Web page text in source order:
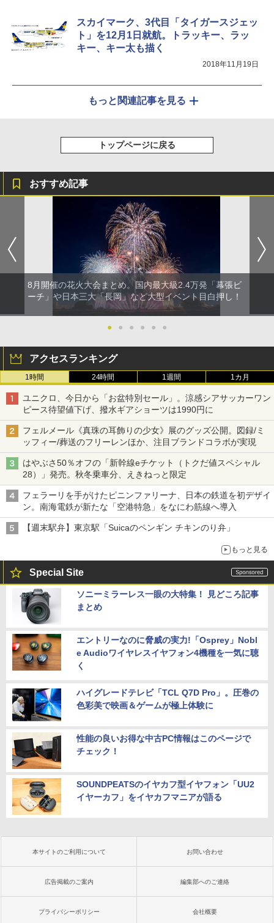
スカイマーク、3代目「タイガースジェッ
ト」を12月1日就航。トラッキー、ラッ
キー、キー太も描く
2018年11月19日
もっと関連記事を見る
トップページに戻る
おすすめ記事
8月開催の花火大会まとめ。国内最大級2.4万発「幕張ビ
ーチ」や日本三大「長岡」など大型イベント目白押し！
● ● ● ● ● ●
アクセスランキング
1時間 24時間 1週間 1カ月
ユニクロ、今日から「お盆特別セール」。涼感シアサッカーワン
ピース待望値下げ、撥水ギアショーツは1990円に
フェルメール《真珠の耳飾りの少女》展のグッズ公開。図録/ミ
ッフィー/葬送のフリーレンほか、注目ブランドコラボが実現
はやぶさ50％オフの「新幹線eチケット（トクだ値スペシャル
28）」発売。秋冬乗車分、えきねっと限定
フェラーリを手がけたピニンファリーナ、日本の鉄道を初デザイ
ン。南海電鉄が新たな「空港特急」をなにわ筋線へ導入
【週末駅弁】東京駅「Suicaのペンギン チキンのり弁」
もっと見る
Special Site
ソニーミラーレス一眼の大特集！ 見どころ記事
まとめ
エントリーなのに脅威の実力!「Osprey」Nobl
e Audioワイヤレスイヤフォン4機種を一気に聴
く
ハイグレードテレビ「TCL Q7D Pro」。圧巻の
色彩美で映画＆ゲームが極上体験に
性能の良いお得な中古PC情報はこのページで
チェック！
SOUNDPEATSのイヤカフ型イヤフォン「UU2
イヤーカフ」をイヤカフマニアが語る
本サイトのご利用について お問い合わせ
広告掲載のご案内 編集部へのご連絡
プライバシーポリシー 会社概要